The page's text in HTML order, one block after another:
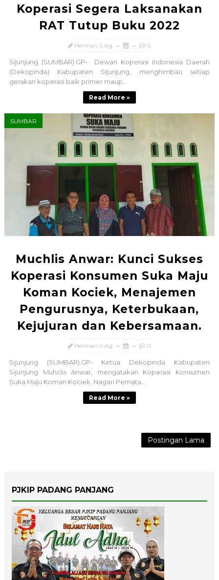
Koperasi Segera Laksanakan
RAT Tutup Buku 2022
Herman,S.Ag 0
Sijunjung (SUMBAR).GP- Dewan Koperasi Indonesia Daerah
(Dekopinda) Kabupaten Sijunjung, menghimbau setiap
gerakan koperasi baik primer maup...
Read More »
SUMBAR
Muchlis Anwar: Kunci Sukses
Koperasi Konsumen Suka Maju
Koman Kociek, Menajemen
Pengurusnya, Keterbukaan,
Kejujuran dan Kebersamaan.
Herman,S.Ag 0
Sijunjung (SUMBAR).GP- Ketua Dekopinda Kabupaten
Sijunjung Muhclis Anwar, mengatakan Koperasi Konsumen
Suka Maju Koman Kociek, Nagari Pemata...
Read More »
Postingan Lama
PJKIP PADANG PANJANG